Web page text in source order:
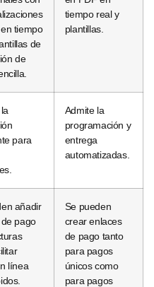
tiempo
de
de
tiempo real y
plantillas.
para
Admite la
programación y
entrega
automatizadas.
añadir
pago
línea
Se pueden
crear enlaces
de pago tanto
para pagos
únicos como
para pagos